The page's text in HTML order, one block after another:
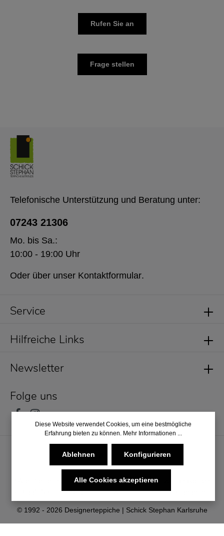
Rufen Sie an
Frage stellen
Service
Newsletter
Folge uns
Telefonische Unterstützung und Beratung unter:
07243 21306
Mo. bis Sa.:
10:00 - 19:00 Uhr
Oder über unser Kontaktformular.
Hilfreiche Links
© 1992 - 2026 Designerteppiche | Schick Stephan Karlsruhe
* Alle Preise inkl. gesetzl. Mehrwertsteuer zzgl.
und ggf. Nachnahmegebühren, wenn nicht anders angegeben.
Diese Website verwendet Cookies, um eine bestmögliche
Erfahrung bieten zu können. Mehr Informationen ...
Ablehnen Konfigurieren
Alle Cookies akzeptieren